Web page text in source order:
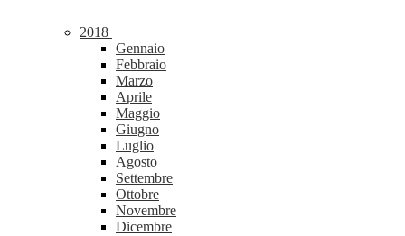
2018
Gennaio
Febbraio
Marzo
Aprile
Maggio
Giugno
Luglio
Agosto
Settembre
Ottobre
Novembre
Dicembre